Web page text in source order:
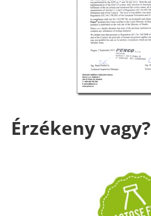
Érzékeny vagy?